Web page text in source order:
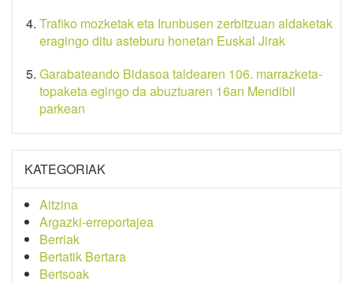
Trafiko mozketak eta Irunbusen zerbitzuan aldaketak
eragingo ditu asteburu honetan Euskal Jirak
Garabateando Bidasoa taldearen 106. marrazketa-
topaketa egingo da abuztuaren 16an Mendibil
parkean
KATEGORIAK
Aitzina
Argazki-erreportajea
Berriak
Bertatik Bertara
Bertsoak